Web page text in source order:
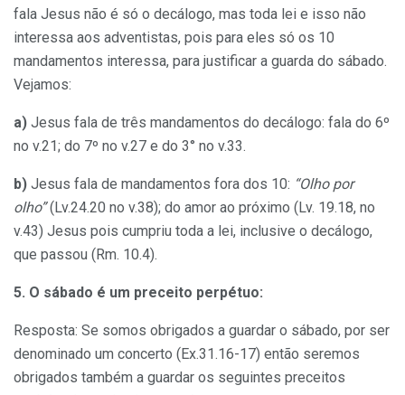
fala Jesus não é só o decálogo, mas toda lei e isso não
interessa aos adventistas, pois para eles só os 10
mandamentos interessa, para justificar a guarda do sábado.
Vejamos:
a) Jesus fala de três mandamentos do decálogo: fala do 6º
no v.21; do 7º no v.27 e do 3° no v.33.
b) Jesus fala de mandamentos fora dos 10: “Olho por
olho”(Lv.24.20 no v.38); do amor ao próximo (Lv. 19.18, no
v.43) Jesus pois cumpriu toda a lei, inclusive o decálogo,
que passou (Rm. 10.4).
5. O sábado é um preceito perpétuo:
Resposta: Se somos obrigados a guardar o sábado, por ser
denominado um concerto (Ex.31.16-17) então seremos
obrigados também a guardar os seguintes preceitos